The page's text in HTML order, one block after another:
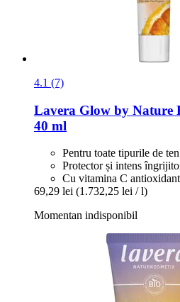
4.1 (7)
Lavera Glow by Nature
40 ml
Pentru toate tipurile de ten
Protector și intens
Cu vitamina C
69,29 lei (1.732,25 lei / l)
Momentan indisponibil